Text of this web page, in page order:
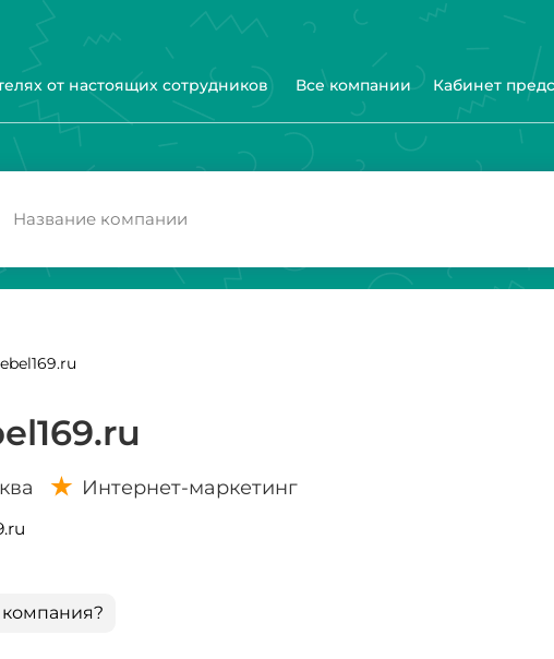
от настоящих сотрудников Все компании Кабинет
Интернет-маркетинг